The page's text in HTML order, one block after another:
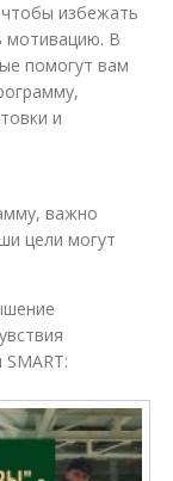
избежать
мотивацию. В
помогут вам
и
важно
цели могут